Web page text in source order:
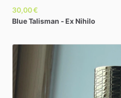
30,00 €
BlueTalisman - Ex Nihilo